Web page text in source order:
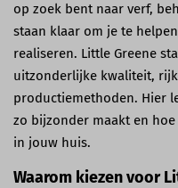
op zoek bent naar verf,
staan klaar om je te
realiseren. Little Greene
uitzonderlijke kwaliteit,
productiemethoden. Hier
zo bijzonder maakt en
in jouw huis.
Waarom kiezen voor